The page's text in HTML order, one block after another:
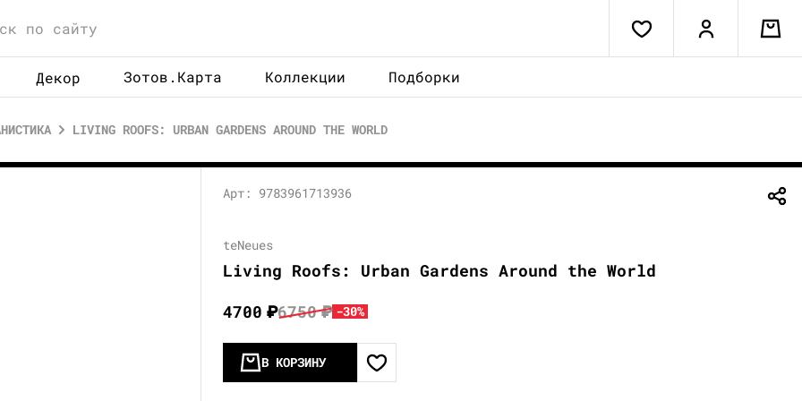
Декор Зотов.Карта Коллекции Подборки
LIVING ROOFS: URBAN GARDENS AROUND THE WORLD
Арт: 9783961713936
teNeues
Living Roofs: Urban Gardens Around the World
4700₽6750₽ -30%
В КОРЗИНУ